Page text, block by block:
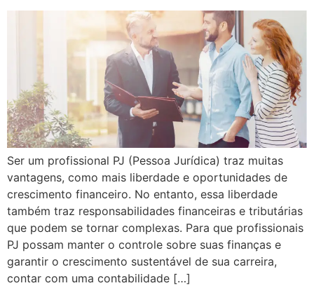
Ser um profissional PJ (Pessoa Jurídica) traz muitas
vantagens, como mais liberdade e oportunidades de
crescimento financeiro. No entanto, essa liberdade
também traz responsabilidades financeiras e tributárias
que podem se tornar complexas. Para que profissionais
PJ possam manter o controle sobre suas finanças e
garantir o crescimento sustentável de sua carreira,
contar com uma contabilidade […]